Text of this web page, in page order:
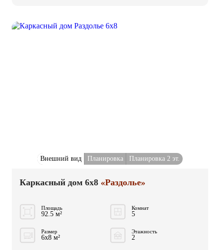
Внешний вид Планировка Планировка 2 эт.
Каркасный дом 6x8 «Раздолье»
Площадь
92.5 м²
Комнат
5
Размер
6x8 м²
Этажность
2